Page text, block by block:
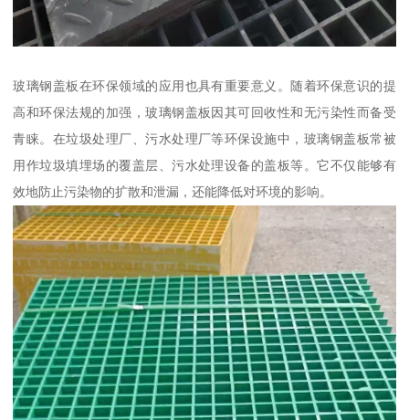
玻璃钢盖板在环保领域的应用也具有重要意义。随着环保意识的提
高和环保法规的加强，玻璃钢盖板因其可回收性和无污染性而备受
青睐。在垃圾处理厂、污水处理厂等环保设施中，玻璃钢盖板常被
用作垃圾填埋场的覆盖层、污水处理设备的盖板等。它不仅能够有
效地防止污染物的扩散和泄漏，还能降低对环境的影响。